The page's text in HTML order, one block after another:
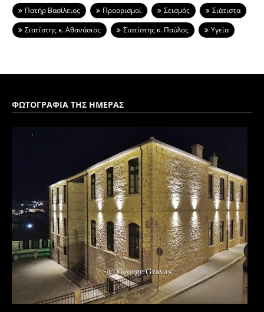
Πατήρ Βασίλειος
Προορισμοί Σεισμός
Σιάτιστα
Σιατίστης κ. Αθανάσιος
Σιατίστης κ. Παύλος Υγεία
ΦΩΤΟΓΡΑΦΙΑ ΤΗΣ ΗΜΕΡΑΣ